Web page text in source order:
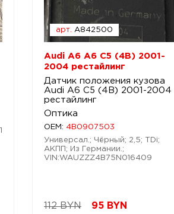
арт. A842500
Audi A6 A6 C5 (4B) 2001-
2004 рестайлинг
Датчик положения кузова
Audi A6 C5 (4B) 2001-2004
рестайлинг
Оптика
OEM: 4B0907503
Универсал.; Чёрный; 2,5; TDi;
АКПП; Из Германии.;
VIN:WAUZZZ4B75N016409
112 BYN 95 BYN